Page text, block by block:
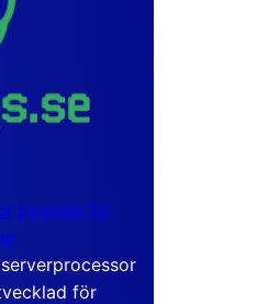
byggda för
för